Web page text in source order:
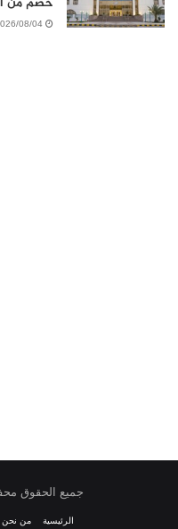
2026/08/04 7:03:38
جميع الحقوق
الرئيسية من نحن